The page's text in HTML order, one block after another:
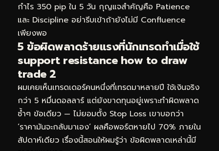
กำไร 350 pip ใน 5 วัน กุญแจสำคัญคือ Patience
และ Discipline อย่ารีบเข้าถ้ายังไม่มี Confluence
เพียงพอ
5 ข้อผิดพลาดร้ายแรงที่นักเทรดทำเมื่อใช้
support resistance how to draw
trade 2
ผมเคยเห็นเทรดเดอร์คนหนึ่งที่เทรดมาหลายปี ใช้เงินจริง
กว่า 5 หมื่นดอลลาร์ แต่ยังขาดทุนอยู่เพราะทำผิดพลาด
ซ้ำๆ ข้อเดียว — ไม่ยอมตั้ง Stop Loss เขาบอกว่า
‘ราคามันจะกลับมาเอง’ ผลคือพอร์ตหายไป 70% ภายใน
สัปดาห์เดียว เรื่องนี้สอนให้ผมรู้ว่า ข้อผิดพลาดเหล่านี้มี